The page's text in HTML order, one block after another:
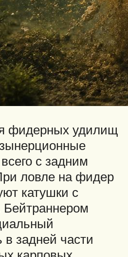
фидерных удилищ
с задним
ловле на фидер
катушки с
в задней части